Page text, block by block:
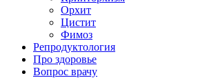
Орхит
Цистит
Фимоз
Репродуктология
Про здоровье
Вопрос врачу